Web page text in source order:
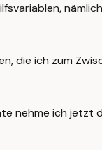
die ich zum
nehme ich jetzt